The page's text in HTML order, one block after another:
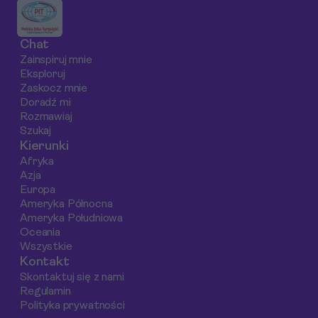
na gastronomiczne
doznania w Hiszpanii w
latach 2025-2026.
Chat
Zainspiruj mnie
Eksploruj
Zaskocz mnie
Doradź mi
Rozmawiaj
Szukaj
Kierunki
Afryka
Azja
Europa
Ameryka Północna
Ameryka Południowa
Oceania
Wszystkie
Kontakt
Skontaktuj się z nami
Regulamin
Polityka prywatności